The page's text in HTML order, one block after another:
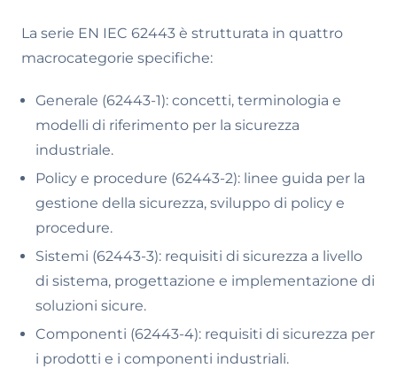
La serie EN IEC 62443 è strutturata in quattro
macrocategorie specifiche:
Generale (62443-1): concetti, terminologia e
modelli di riferimento per la sicurezza
industriale.
Policy e procedure (62443-2): linee guida per la
gestione della sicurezza, sviluppo di policy e
procedure.
Sistemi (62443-3): requisiti di sicurezza a livello
di sistema, progettazione e implementazione di
soluzioni sicure.
Componenti (62443-4): requisiti di sicurezza per
i prodotti e i componenti industriali.